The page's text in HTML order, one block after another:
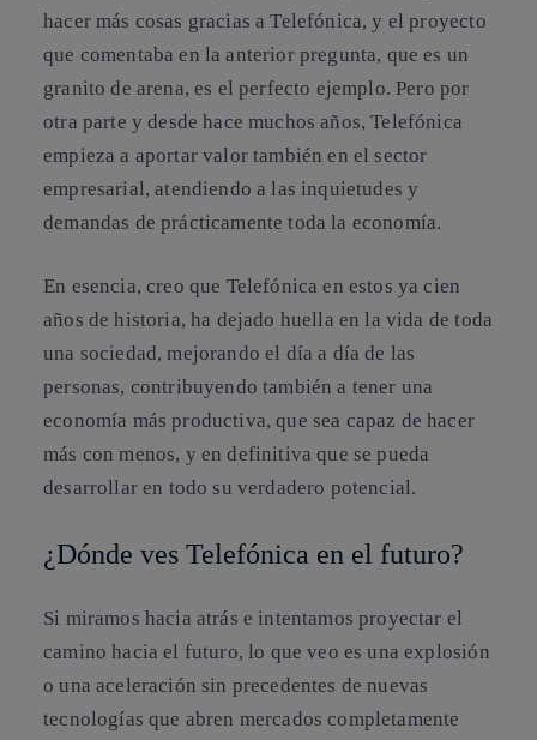
hacer más cosas gracias a Telefónica, y el proyecto
que comentaba en la anterior pregunta, que es un
granito de arena, es el perfecto ejemplo. Pero por
otra parte y desde hace muchos años, Telefónica
empieza a aportar valor también en el sector
empresarial, atendiendo a las inquietudes y
demandas de prácticamente toda la economía.
En esencia, creo que Telefónica en estos ya cien
años de historia, ha dejado huella en la vida de toda
una sociedad, mejorando el día a día de las
personas, contribuyendo también a tener una
economía más productiva, que sea capaz de hacer
más con menos, y en definitiva que se pueda
desarrollar en todo su verdadero potencial.
¿Dónde ves Telefónica en el futuro?
Si miramos hacia atrás e intentamos proyectar el
camino hacia el futuro, lo que veo es una explosión
o una aceleración sin precedentes de nuevas
tecnologías que abren mercados completamente